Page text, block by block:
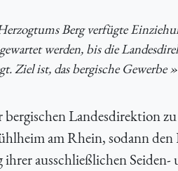
Berg verfügte
werden, bis die
ist, das bergische Gewerbe
Landesdirektion
am Rhein, sodann den
ausschließlichen